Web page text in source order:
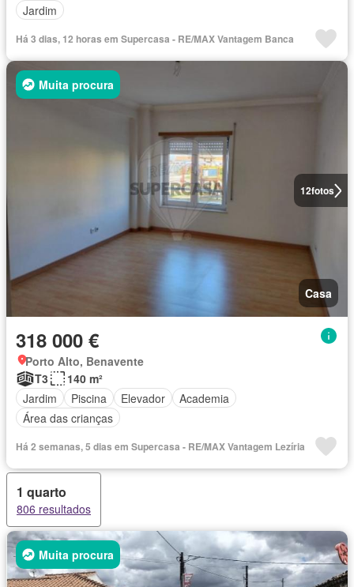
Jardim
Há 3 dias, 12 horas em Supercasa - RE/MAX Vantagem Banca
12fotos
Muita procura
Casa
318 000 €
Porto Alto, Benavente
T3
140 m²
Jardim
Piscina Elevador
Academia
Área das crianças
Há 2 semanas, 5 dias em Supercasa - RE/MAX Vantagem Lezíria
1 quarto
806 resultados
Muita procura